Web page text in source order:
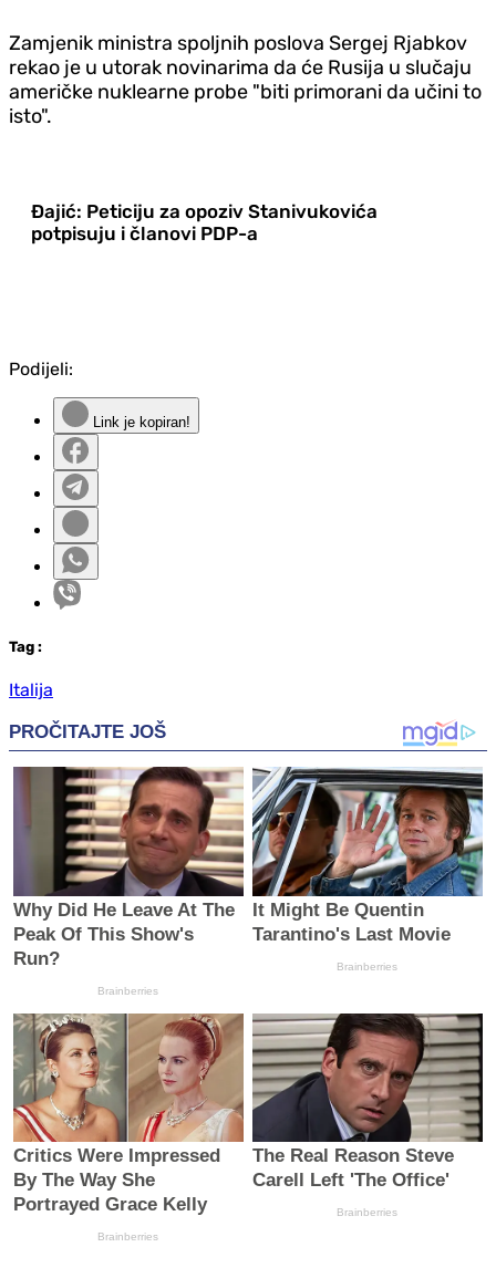
Zamjenik ministra spoljnih poslova Sergej Rjabkov
rekao je u utorak novinarima da će Rusija u slučaju
američke nuklearne probe "biti primorani da učini to
isto".
Đajić: Peticiju za opoziv Stanivukovića
potpisuju i članovi PDP-a
Podijeli:
Link je kopiran!
Tag :
Italija